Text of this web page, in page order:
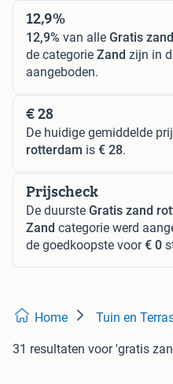
12,9%
12,9% van alle Gratis
de categorie Zand zijn in
aangeboden.
€ 28
De huidige gemiddelde
rotterdam is € 28.
Prijscheck
De duurste Gratis zand
Zand categorie werd
de goedkoopste voor€ 0
Home Tuin en
31 resultaten voor 'gratis